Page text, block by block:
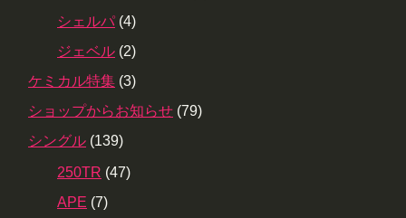
シェルパ (4)
ジェベル (2)
ケミカル特集 (3)
ショップからお知らせ (79)
シングル (139)
250TR (47)
APE (7)